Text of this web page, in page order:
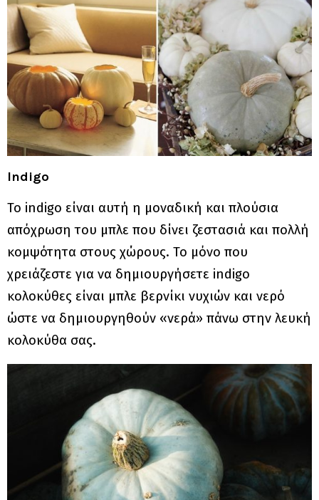
Indigo
Το indigo είναι αυτή η μοναδική και πλούσια
απόχρωση του μπλε που δίνει ζεστασιά και πολλή
κομψότητα στους χώρους. Το μόνο που
χρειάζεστε για να δημιουργήσετε indigo
κολοκύθες είναι μπλε βερνίκι νυχιών και νερό
ώστε να δημιουργηθούν «νερά» πάνω στην λευκή
κολοκύθα σας.